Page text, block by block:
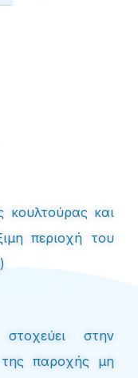
κουλτούρας και
περιοχή του
στην
παροχής μη